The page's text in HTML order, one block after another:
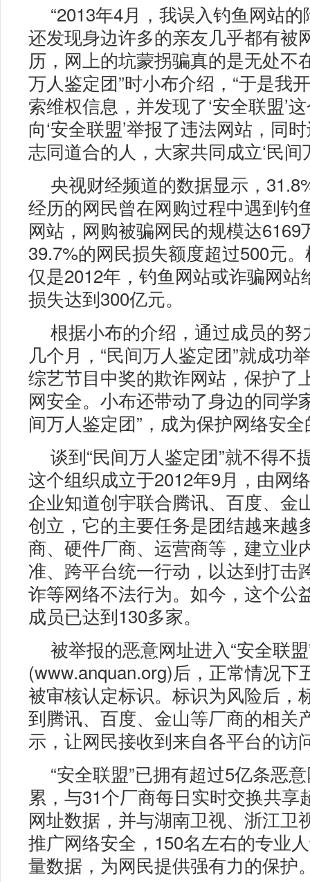
“2013年4月，我误入钓鱼网站
还发现身边许多的亲友几乎都有被
历，网上的坑蒙拐骗真的是无处不
万人鉴定团”时小布介绍，“于是我
索维权信息，并发现了‘安全联盟’
向‘安全联盟’举报了违法网站，同
志同道合的人，大家共同成立‘民间
央视财经频道的数据显示，
经历的网民曾在网购过程中遇到钓
网站，网购被骗网民的规模达6169
39.7%的网民损失额度超过500元
仅是2012年，钓鱼网站或诈骗网站
损失达到300亿元。
根据小布的介绍，通过成员的努
几个月，“民间万人鉴定团”就成功
综艺节目中奖的欺诈网站，保护了
网安全。小布还带动了身边的同学
间万人鉴定团”，成为保护网络安
谈到“民间万人鉴定团”就不得不
这个组织成立于2012年9月，由网
企业知道创宇联合腾讯、百度、金
创立，它的主要任务是团结越来越
商、硬件厂商、运营商等，建立业
准、跨平台统一行动，以达到打击
诈等网络不法行为。如今，这个公
成员已达到130多家。
被举报的恶意网址进入“安全联
(www.anquan.org)后，正常情况下
被审核认定标识。标识为风险后，
到腾讯、百度、金山等厂商的相关
示，让网民接收到来自各平台的访
“安全联盟”已拥有超过5亿条恶
累，与31个厂商每日实时交换共享
网址数据，并与湖南卫视、浙江卫
推广网络安全，150名左右的专业
量数据，为网民提供强有力的保护